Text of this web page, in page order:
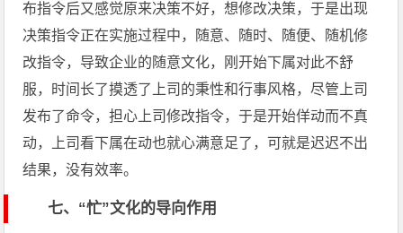
布指令后又感觉原来决策不好，想修改决策，于是出现
决策指令正在实施过程中，随意、随时、随便、随机修
改指令，导致企业的随意文化，刚开始下属对此不舒
服，时间长了摸透了上司的秉性和行事风格，尽管上司
发布了命令，担心上司修改指令，于是开始佯动而不真
动，上司看下属在动也就心满意足了，可就是迟迟不出
结果，没有效率。
七、“忙”文化的导向作用